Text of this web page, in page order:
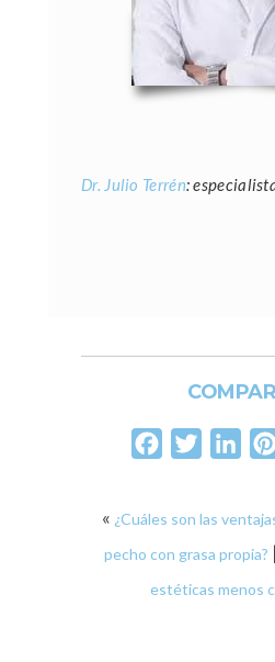
Dr. Julio Terrén:
FacebookTwitter
« ¿Cuáles son las
pecho con grasa propia? |
estéticas menos